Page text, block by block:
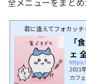
君に逢えてフォカッチ
「
ェ
2021
カフ